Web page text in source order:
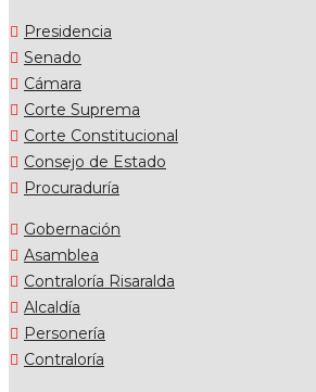
Presidencia
Senado
Cámara
Corte Suprema
Corte Constitucional
Consejo de Estado
Procuraduría
Gobernación
Asamblea
Contraloría Risaralda
Alcaldía
Personería
Contraloría